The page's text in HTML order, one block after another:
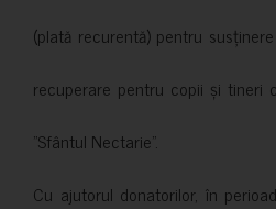
(plată recurentă) pentru
recuperare pentru copii și tineri
”Sfântul Nectarie”.
Cu ajutorul donatorilor, în